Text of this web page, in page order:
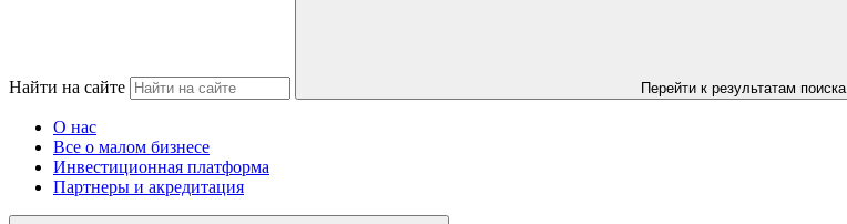
Найти на сайте Перейти к результатам поиска
О нас
Все о малом бизнесе
Инвестиционная платформа
Партнеры и акредитация